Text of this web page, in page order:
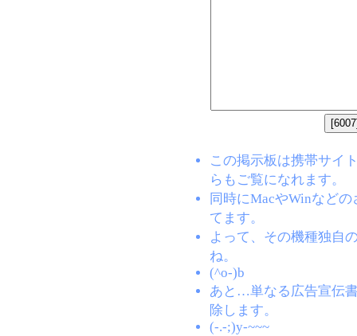
この掲示板は携帯サイ
らもご覧になれます。
同時にMacやWinなど
てます。
よって、その機種独自
ね。
(^o-)b
あと…単なる広告宣伝
除します。
(-.-;)y-~~~